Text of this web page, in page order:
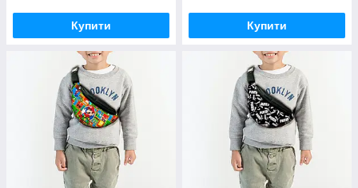
Купити Купити